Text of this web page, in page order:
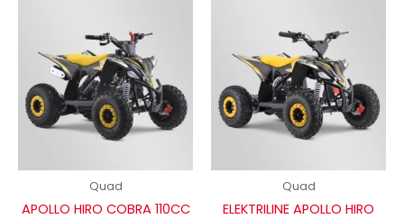
Quad
APOLLO HIRO COBRA 110CC
Quad
ELEKTRILINE APOLLO HIRO